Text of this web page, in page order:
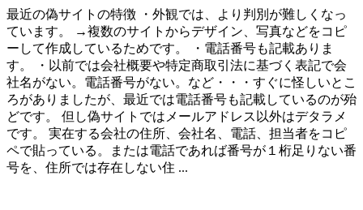
最近の偽サイトの特徴 ・外観では、より判別が難しくなっ
ています。 →複数のサイトからデザイン、写真などをコピ
ーして作成しているためです。 ・電話番号も記載ありま
す。 ・以前では会社概要や特定商取引法に基づく表記で会
社名がない。電話番号がない。など・・・すぐに怪しいとこ
ろがありましたが、最近では電話番号も記載しているのが殆
どです。 但し偽サイトではメールアドレス以外はデタラメ
です。 実在する会社の住所、会社名、電話、担当者をコピ
ペで貼っている。または電話であれば番号が１桁足りない番
号を、住所では存在しない住 ...